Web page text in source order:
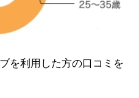
を利用した方の口コミを